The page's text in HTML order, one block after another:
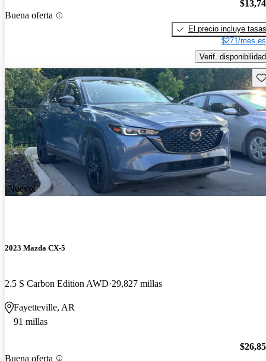
Buena oferta
El precio incluye tasas
$271/mes
Verif. disponibilidad
¡Nuevo!
2023 Mazda CX-5
2.5 S Carbon Edition AWD 29,827 millas
Fayetteville, AR
91 millas
Buena oferta